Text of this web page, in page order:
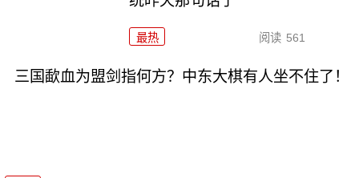
最热 阅读 561
三国歃血为盟剑指何方？中东大棋有人坐不住了！